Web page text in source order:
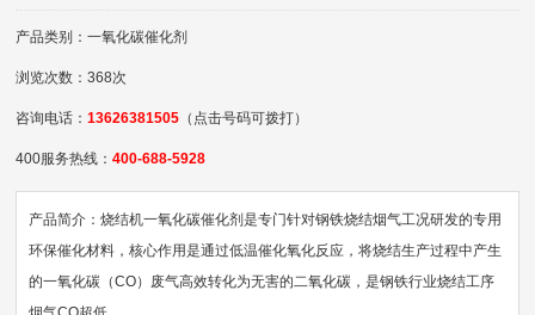
产品类别：一氧化碳催化剂
浏览次数：368次
咨询电话：13626381505 （点击号码可拨打）
400服务热线：400-688-5928
产品简介：烧结机一氧化碳催化剂是专门针对钢铁烧结烟气工况研发的专用
环保催化材料，核心作用是通过低温催化氧化反应，将烧结生产过程中产生
的一氧化碳（CO）废气高效转化为无害的二氧化碳，是钢铁行业烧结工序